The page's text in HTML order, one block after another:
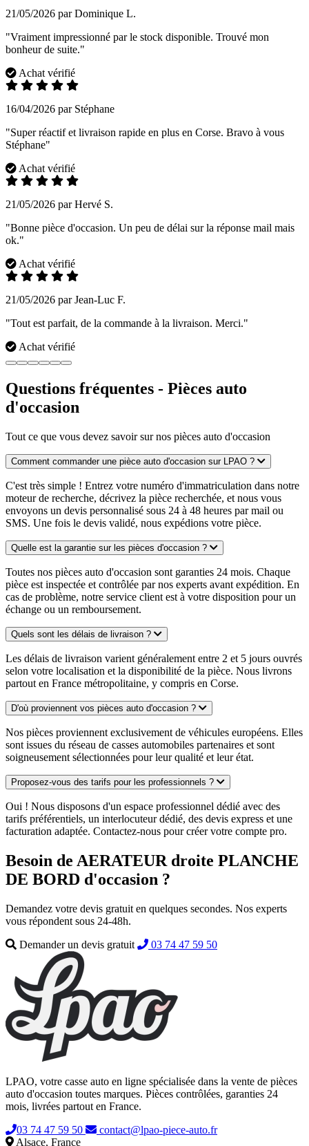
21/05/2026 par Dominique L.
"Vraiment impressionné par le stock disponible. Trouvé mon
bonheur de suite."
Achat vérifié
16/04/2026 par Stéphane
"Super réactif et livraison rapide en plus en Corse. Bravo à vous
Stéphane"
Achat vérifié
21/05/2026 par Hervé S.
"Bonne pièce d'occasion. Un peu de délai sur la réponse mail mais
ok."
Achat vérifié
21/05/2026 par Jean-Luc F.
"Tout est parfait, de la commande à la livraison. Merci."
Achat vérifié
Questions fréquentes - Pièces auto
d'occasion
Tout ce que vous devez savoir sur nos pièces auto d'occasion
Comment commander une pièce auto d'occasion sur LPAO ?
C'est très simple ! Entrez votre numéro d'immatriculation dans notre
moteur de recherche, décrivez la pièce recherchée, et nous vous
envoyons un devis personnalisé sous 24 à 48 heures par mail ou
SMS. Une fois le devis validé, nous expédions votre pièce.
Quelle est la garantie sur les pièces d'occasion ?
Toutes nos pièces auto d'occasion sont garanties 24 mois. Chaque
pièce est inspectée et contrôlée par nos experts avant expédition. En
cas de problème, notre service client est à votre disposition pour un
échange ou un remboursement.
Quels sont les délais de livraison ?
Les délais de livraison varient généralement entre 2 et 5 jours ouvrés
selon votre localisation et la disponibilité de la pièce. Nous livrons
partout en France métropolitaine, y compris en Corse.
D'où proviennent vos pièces auto d'occasion ?
Nos pièces proviennent exclusivement de véhicules européens. Elles
sont issues du réseau de casses automobiles partenaires et sont
soigneusement sélectionnées pour leur qualité et leur état.
Proposez-vous des tarifs pour les professionnels ?
Oui ! Nous disposons d'un espace professionnel dédié avec des
tarifs préférentiels, un interlocuteur dédié, des devis express et une
facturation adaptée. Contactez-nous pour créer votre compte pro.
Besoin de AERATEUR droite PLANCHE
DE BORD d'occasion ?
Demandez votre devis gratuit en quelques secondes. Nos experts
vous répondent sous 24-48h.
Demander un devis gratuit
03 74 47 59 50
LPAO, votre casse auto en ligne spécialisée dans la vente de pièces
auto d'occasion toutes marques. Pièces contrôlées, garanties 24
mois, livrées partout en France.
03 74 47 59 50
contact@lpao-piece-auto.fr
Alsace, France